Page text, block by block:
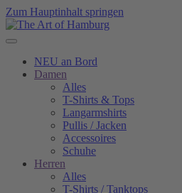
Zum Hauptinhalt springen
NEU an Bord
Damen
Alles
T-Shirts & Tops
Langarmshirts
Pullis / Jacken
Accessoires
Schuhe
Herren
Alles
T-Shirts / Tanktops